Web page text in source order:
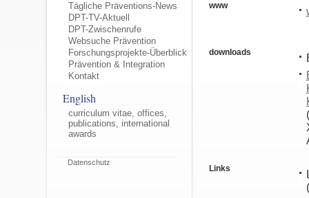
Tägliche Präventions-News
DPT-TV-Aktuell
DPT-Zwischenrufe
Websuche Prävention
Forschungsprojekte-Überblick
Prävention & Integration
Kontakt
English
curriculum vitae, offices,
publications, international
awards
Datenschutz
www
downloads
Links
(